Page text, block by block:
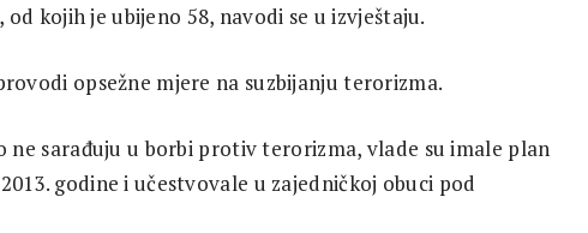
kojih je ubijeno 58, navodi se u izvještaju.
opsežne mjere na suzbijanju terorizma.
ne sarađuju u borbi protiv terorizma, vlade su imale plan
godine i učestvovale u zajedničkoj obuci pod